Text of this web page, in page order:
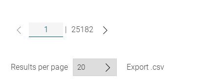
| 25182
Results per page Export .csv